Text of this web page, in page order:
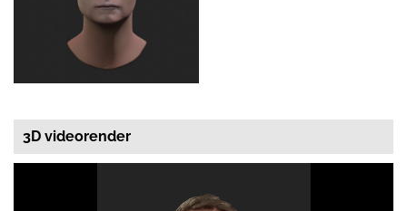
3D videorender